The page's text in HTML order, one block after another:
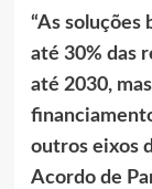
“As soluções
até 30% das
até 2030,
outros eixos
Acordo de